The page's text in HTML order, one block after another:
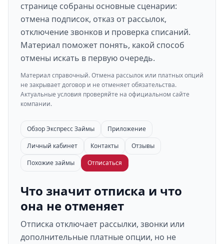
странице собраны основные сценарии:
отмена подписок, отказ от рассылок,
отключение звонков и проверка списаний.
Материал поможет понять, какой способ
отмены искать в первую очередь.
Материал справочный. Отмена рассылок или платных опций
не закрывает договор и не отменяет обязательства.
Актуальные условия проверяйте на официальном сайте
компании.
Обзор Экспресс Займы
Приложение
Личный кабинет
Контакты
Отзывы
Похожие займы
Отписаться
Что значит отписка и что
она не отменяет
Отписка отключает рассылки, звонки или
дополнительные платные опции, но не